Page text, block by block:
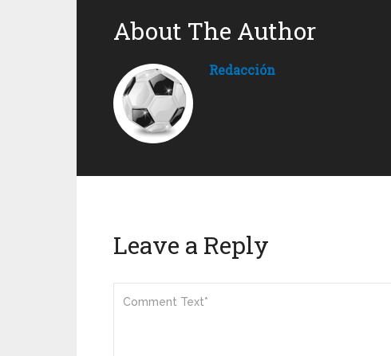
About The Author
Redacción
Leave a Reply